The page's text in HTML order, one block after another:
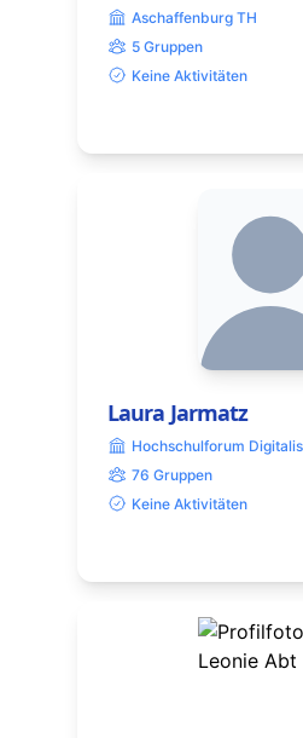
Aschaffenburg TH
5 Gruppen
Keine Aktivitäten
Laura Jarmatz
Hochschulforum
76 Gruppen
Keine Aktivitäten